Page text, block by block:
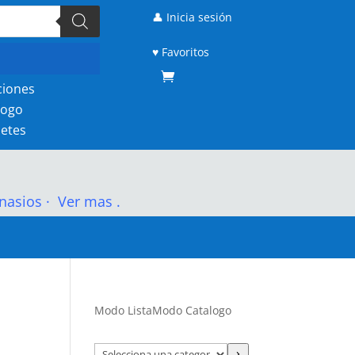
👤 Inicia sesión
♥ Favoritos
· Ver mas .
Modo ListaModo Catalogo
Selecciona